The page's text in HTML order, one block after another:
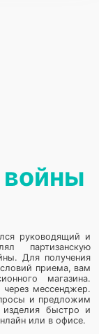
войны
руководящий и
партизанскую
Для получения
приема, вам
магазина.
мессенджер.
и предложим
быстро и
или в офисе.